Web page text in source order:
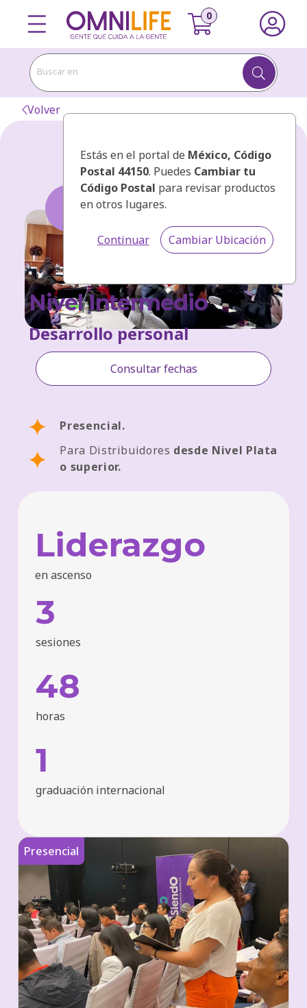
Buscar en
Estás en el portal de México, Código
Postal 44150. Puedes Cambiar tu
Código Postal para revisar productos
en otros lugares.
Continuar Cambiar Ubicación
Volver
Nivel Intermedio
Desarrollo personal
Consultar fechas
Presencial.
Para Distribuidores desde Nivel Plata
o superior.
Liderazgo
en ascenso
3
sesiones
48
horas
1
graduación internacional
Presencial